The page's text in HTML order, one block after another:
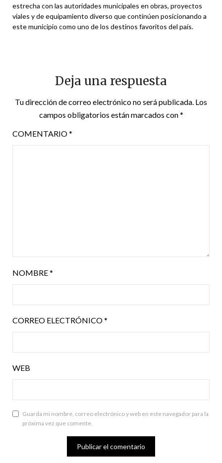
estrecha con las autoridades municipales en obras, proyectos
viales y de equipamiento diverso que continúen posicionando a
este municipio como uno de los destinos favoritos del país.
Deja una respuesta
Tu dirección de correo electrónico no será publicada. Los
campos obligatorios están marcados con*
COMENTARIO*
NOMBRE*
CORREO ELECTRÓNICO*
WEB
Guarda mi nombre, correo electrónico y web en este navegador para la
próxima vez que comente.